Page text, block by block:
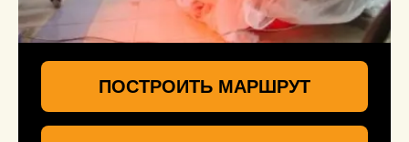
ПОСТРОИТЬ МАРШРУТ